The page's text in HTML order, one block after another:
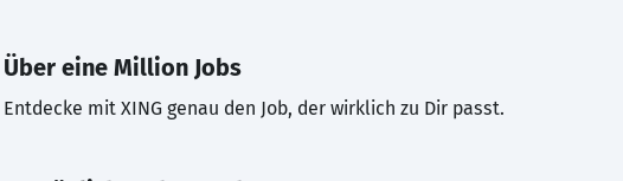
Über eine Million Jobs
Entdecke mit XING genau den Job, der wirklich zu Dir passt.